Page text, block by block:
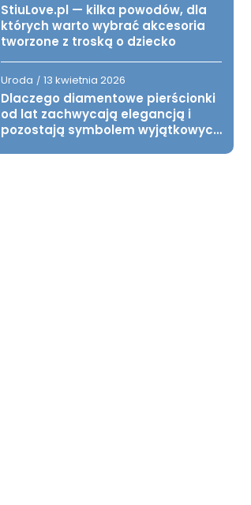
StiuLove.pl — kilka powodów, dla
których warto wybrać akcesoria
tworzone z troską o dziecko
Uroda / 13 kwietnia 2026
Dlaczego diamentowe pierścionki
od lat zachwycają elegancją i
pozostają symbolem wyjątkowych